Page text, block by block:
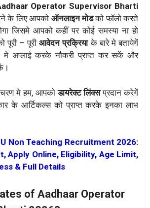
Operator Supervisor Bharti
के लिए आपको ऑनलाइन मोडको फॉलो करते
जिसमे आपको कहीं पर कोई समस्या ना हो
पूरी – पूरी आवेदन प्रक्रियाके बारे मे बतायेगें
मे अप्लाई करके नौकरी प्राप्त कर सकें और
मे हम, आपकोडायरेक्ट लिंक्सप्रदान करेगें
के आर्टिकल्स को प्राप्त करके इनका लाभ
Non Teaching Recruitment 2026:
Apply Online, Eligibility, Age Limit,
& Full Details
of Aadhaar Operator